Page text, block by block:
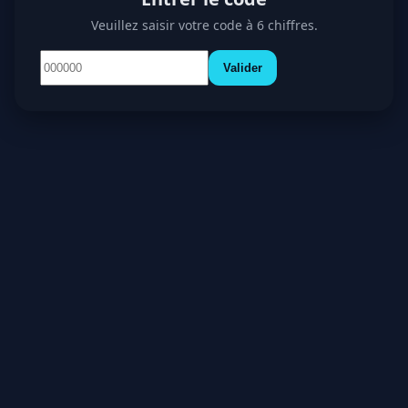
Veuillez saisir votre code à 6 chiffres.
Valider